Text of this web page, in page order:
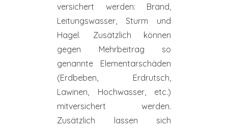
versichert werden: Brand,
Leitungswasser, Sturm und
Hagel. Zusätzlich können
gegen Mehrbeitrag so
genannte Elementarschäden
(Erdbeben, Erdrutsch,
Lawinen, Hochwasser, etc.)
mitversichert werden.
Zusätzlich lassen sich